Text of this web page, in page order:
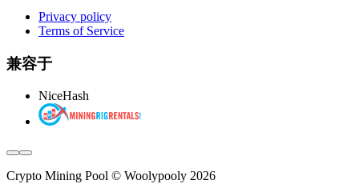
Privacy policy
Terms of Service
兼容于
NiceHash
Crypto Mining Pool © Woolypooly 2026